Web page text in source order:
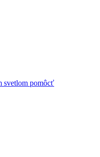
svetlom pomôcť